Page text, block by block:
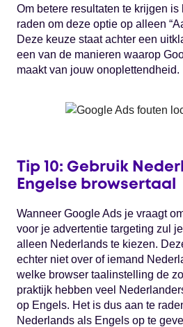
Om betere resultaten te krijgen is
raden om deze optie op alleen
Deze keuze staat achter een
een van de manieren waarop
maakt van jouw onoplettendheid.
Tip 10: Gebruik
Engelse browsertaal
Wanneer Google Ads je vraagt
voor je advertentie targeting zul
alleen Nederlands te kiezen.
echter niet over of iemand
welke browser taalinstelling de
praktijk hebben veel
op Engels. Het is dus aan te
Nederlands als Engels op te